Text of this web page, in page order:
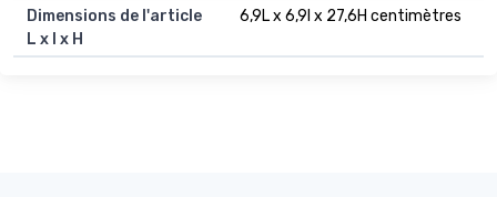
Dimensions de l'article
L x l x H
6,9L x 6,9l x 27,6H centimètres